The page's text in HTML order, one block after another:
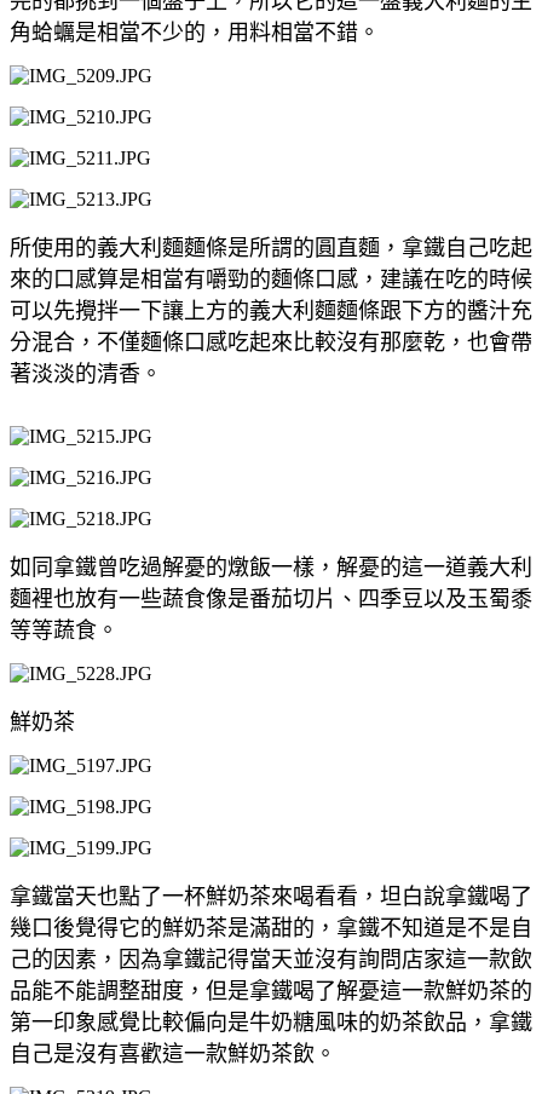
角蛤蠣是相當不少的，用料相當不錯。
所使用的義大利麵麵條是所謂的圓直麵，拿鐵自己吃起
來的口感算是相當有嚼勁的麵條口感，建議在吃的時候
可以先攪拌一下讓上方的義大利麵麵條跟下方的醬汁充
分混合，不僅麵條口感吃起來比較沒有那麼乾，也會帶
著淡淡的清香。
如同拿鐵曾吃過解憂的燉飯一樣，解憂的這一道義大利
麵裡也放有一些蔬食像是番茄切片、四季豆以及玉蜀黍
等等蔬食。
鮮奶茶
拿鐵當天也點了一杯鮮奶茶來喝看看，坦白說拿鐵喝了
幾口後覺得它的鮮奶茶是滿甜的，拿鐵不知道是不是自
己的因素，因為拿鐵記得當天並沒有詢問店家這一款飲
品能不能調整甜度，但是拿鐵喝了解憂這一款鮮奶茶的
第一印象感覺比較偏向是牛奶糖風味的奶茶飲品，拿鐵
自己是沒有喜歡這一款鮮奶茶飲。